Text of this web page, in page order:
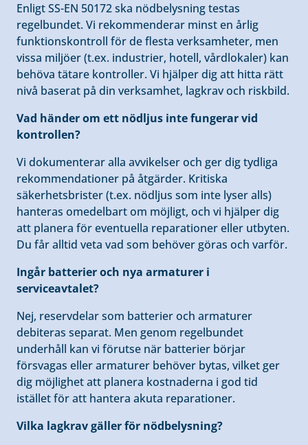
Enligt SS-EN 50172 ska nödbelysning testas
regelbundet. Vi rekommenderar minst en årlig
funktionskontroll för de flesta verksamheter, men
vissa miljöer (t.ex. industrier, hotell, vårdlokaler) kan
behöva tätare kontroller. Vi hjälper dig att hitta rätt
nivå baserat på din verksamhet, lagkrav och riskbild.
Vad händer om ett nödljus inte fungerar vid
kontrollen?
Vi dokumenterar alla avvikelser och ger dig tydliga
rekommendationer på åtgärder. Kritiska
säkerhetsbrister (t.ex. nödljus som inte lyser alls)
hanteras omedelbart om möjligt, och vi hjälper dig
att planera för eventuella reparationer eller utbyten.
Du får alltid veta vad som behöver göras och varför.
Ingår batterier och nya armaturer i
serviceavtalet?
Nej, reservdelar som batterier och armaturer
debiteras separat. Men genom regelbundet
underhåll kan vi förutse när batterier börjar
försvagas eller armaturer behöver bytas, vilket ger
dig möjlighet att planera kostnaderna i god tid
istället för att hantera akuta reparationer.
Vilka lagkrav gäller för nödbelysning?